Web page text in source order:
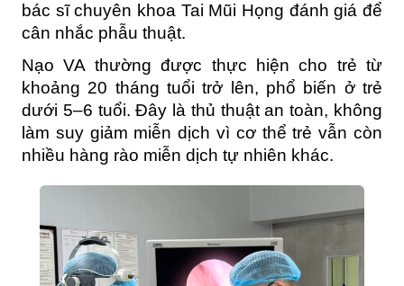
bác sĩ chuyên khoa Tai Mũi Họng đánh giá để
cân nhắc phẫu thuật.
Nạo VA thường được thực hiện cho trẻ từ
khoảng 20 tháng tuổi trở lên, phổ biến ở trẻ
dưới 5–6 tuổi. Đây là thủ thuật an toàn, không
làm suy giảm miễn dịch vì cơ thể trẻ vẫn còn
nhiều hàng rào miễn dịch tự nhiên khác.